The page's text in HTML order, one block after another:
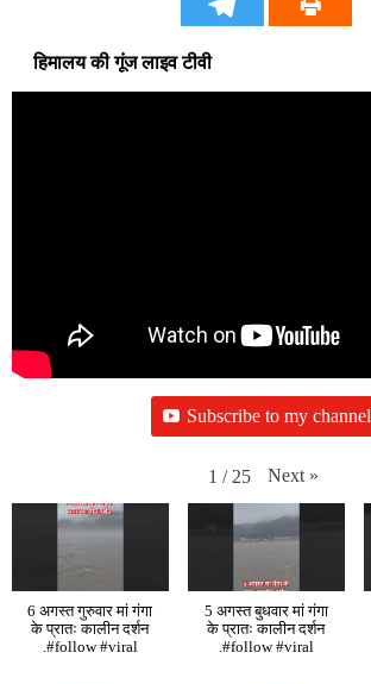
हिमालय की गूंज लाइव टीवी
Subscribe to my channel
1 / 25 Next »
6 अगस्त गुरुवार मां गंगा
के प्रातः कालीन दर्शन
.#follow #viral
5 अगस्त बुधवार मां गंगा
के प्रातः कालीन दर्शन
.#follow #viral